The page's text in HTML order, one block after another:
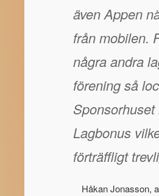
även Appen
från mobilen.
några andra
förening så
Sponsorhuset
Lagbonus
förträffligt
Håkan Jonasson,